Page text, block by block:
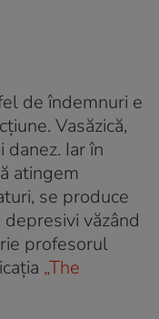
de îndemnuri e
Vasăzică,
Iar în
atingem
se produce
văzând
profesorul
„The